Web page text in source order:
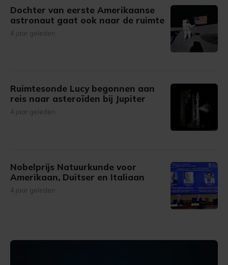
Dochter van eerste Amerikaanse
astronaut gaat ook naar de ruimte
4 jaar geleden
Ruimtesonde Lucy begonnen aan
reis naar asteroïden bij Jupiter
4 jaar geleden
Nobelprijs Natuurkunde voor
Amerikaan, Duitser en Italiaan
4 jaar geleden